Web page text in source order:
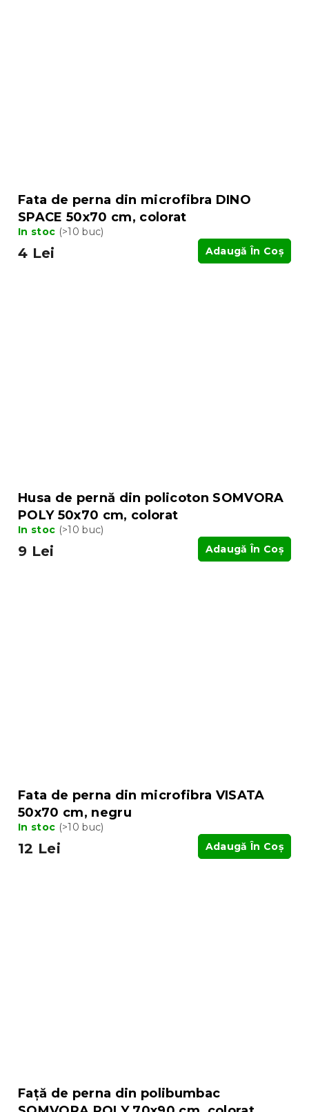
Fata de perna din microfibra DINO
SPACE 50x70 cm, colorat
In stoc (>10 buc)
4 Lei Adaugă În Coş
Husa de pernă din policoton SOMVORA
POLY 50x70 cm, colorat
In stoc (>10 buc)
9 Lei Adaugă În Coş
Fata de perna din microfibra VISATA
50x70 cm, negru
In stoc (>10 buc)
12 Lei Adaugă În Coş
Față de perna din polibumbac